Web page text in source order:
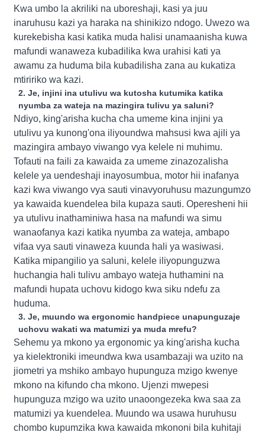
Kwa umbo la akriliki na uboreshaji, kasi ya juu
inaruhusu kazi ya haraka na shinikizo ndogo. Uwezo wa
kurekebisha kasi katika muda halisi unamaanisha kuwa
mafundi wanaweza kubadilika kwa urahisi kati ya
awamu za huduma bila kubadilisha zana au kukatiza
mtiririko wa kazi.
2. Je, injini ina utulivu wa kutosha kutumika katika
nyumba za wateja na mazingira tulivu ya saluni?
Ndiyo, king'arisha kucha cha umeme kina injini ya
utulivu ya kunong'ona iliyoundwa mahsusi kwa ajili ya
mazingira ambayo viwango vya kelele ni muhimu.
Tofauti na faili za kawaida za umeme zinazozalisha
kelele ya uendeshaji inayosumbua, motor hii inafanya
kazi kwa viwango vya sauti vinavyoruhusu mazungumzo
ya kawaida kuendelea bila kupaza sauti. Operesheni hii
ya utulivu inathaminiwa hasa na mafundi wa simu
wanaofanya kazi katika nyumba za wateja, ambapo
vifaa vya sauti vinaweza kuunda hali ya wasiwasi.
Katika mipangilio ya saluni, kelele iliyopunguzwa
huchangia hali tulivu ambayo wateja huthamini na
mafundi hupata uchovu kidogo kwa siku ndefu za
huduma.
3. Je, muundo wa ergonomic handpiece unapunguzaje
uchovu wakati wa matumizi ya muda mrefu?
Sehemu ya mkono ya ergonomic ya king'arisha kucha
ya kielektroniki imeundwa kwa usambazaji wa uzito na
jiometri ya mshiko ambayo hupunguza mzigo kwenye
mkono na kifundo cha mkono. Ujenzi mwepesi
hupunguza mzigo wa uzito unaoongezeka kwa saa za
matumizi ya kuendelea. Muundo wa usawa huruhusu
chombo kupumzika kwa kawaida mkononi bila kuhitaji